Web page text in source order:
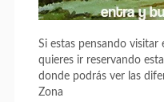
Si estas pensando visitar
quieres ir reservando
donde podrás ver las
Zona